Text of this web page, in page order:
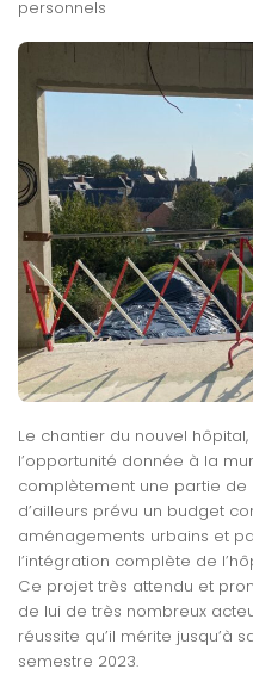
personnels
Le chantier du nouvel
l’opportunité donnée à la
complètement une partie de
d’ailleurs prévu un budget
aménagements urbains et
l’intégration complète de
Ce projet très attendu et
de lui de très nombreux
réussite qu’il mérite jusqu’à
semestre 2023.